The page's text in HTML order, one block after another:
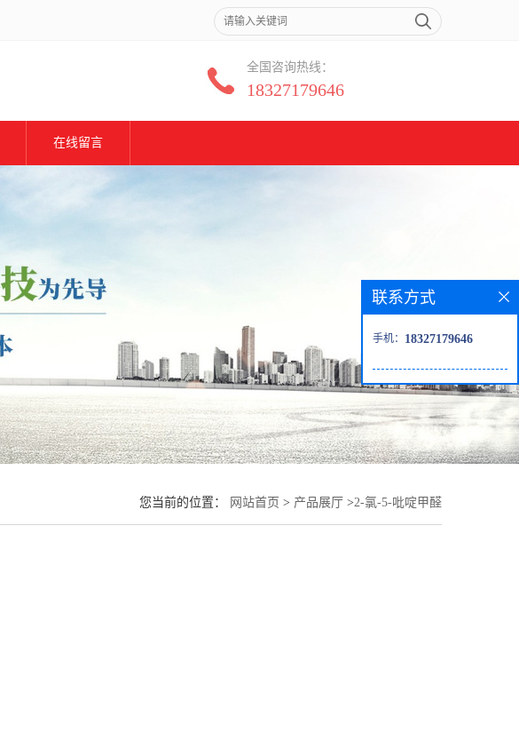
全国咨询热线：
18327179646
在线留言
您当前的位置： 网站首页 > 产品展厅 >2-氯-5-吡啶甲醛
联系方式
手机： 18327179646